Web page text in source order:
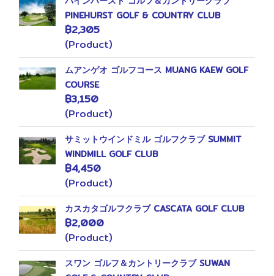
PINEHURST GOLF & COUNTRY CLUB
฿2,305
(Product)
ムアンゲオ ゴルフコース MUANG KAEW GOLF
COURSE
฿3,150
(Product)
サミットウインドミル ゴルフクラブ SUMMIT
WINDMILL GOLF CLUB
฿4,450
(Product)
カスカタゴルフクラブ CASCATA GOLF CLUB
฿2,000
(Product)
スワン ゴルフ＆カントリークラブ SUWAN